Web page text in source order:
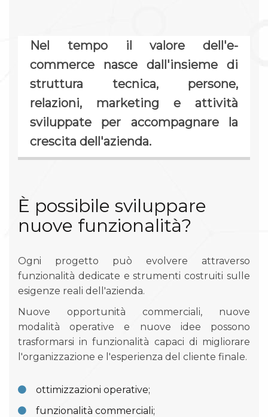
Nel tempo il valore dell'e-
commerce nasce dall'insieme di
struttura tecnica, persone,
relazioni, marketing e attività
sviluppate per accompagnare la
crescita dell'azienda.
È possibile sviluppare
nuove funzionalità?
Ogni progetto può evolvere attraverso
funzionalità dedicate e strumenti costruiti sulle
esigenze reali dell'azienda.
Nuove opportunità commerciali, nuove
modalità operative e nuove idee possono
trasformarsi in funzionalità capaci di migliorare
l'organizzazione e l'esperienza del cliente finale.
ottimizzazioni operative;
funzionalità commerciali;